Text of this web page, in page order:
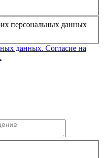
персональных данных
данных. Согласие на